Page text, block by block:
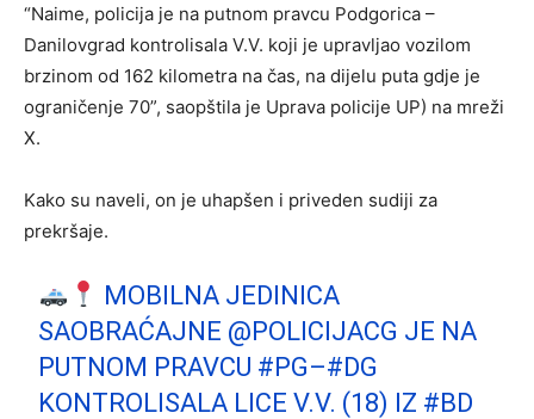
“Naime, policija je na putnom pravcu Podgorica –
Danilovgrad kontrolisala V.V. koji je upravljao vozilom
brzinom od 162 kilometra na čas, na dijelu puta gdje je
ograničenje 70”, saopštila je Uprava policije UP) na mreži
X.
Kako su naveli, on je uhapšen i priveden sudiji za
prekršaje.
MOBILNA JEDINICA
SAOBRAĆAJNE @POLICIJACG JE NA
PUTNOM PRAVCU #PG–#DG
KONTROLISALA LICE V.V. (18) IZ #BD